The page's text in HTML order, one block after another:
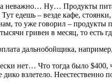
Ну… Продукты
едешь – везде кафе,
то уже говорил – продукты
гривен в месяц, то есть
дальнобойщика,
нет… Что тогда было $400,
взлетело. Неестественно